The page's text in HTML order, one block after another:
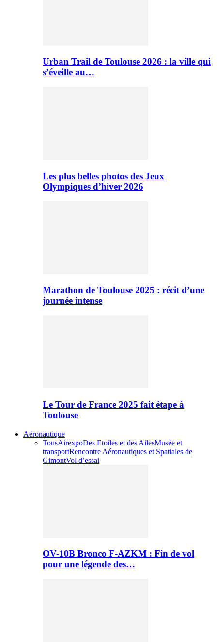
Urban Trail de Toulouse 2026 : la ville qui
s’éveille au…
Les plus belles photos des Jeux
Olympiques d’hiver 2026
Marathon de Toulouse 2025 : récit d’une
journée intense
Le Tour de France 2025 fait étape à
Toulouse
Aéronautique
TousAirexpoDes Etoiles et des AilesMusée et
transportRencontre Aéronautiques et Spatiales de
GimontVol d’essai
OV-10B Bronco F-AZKM : Fin de vol
pour une légende des…